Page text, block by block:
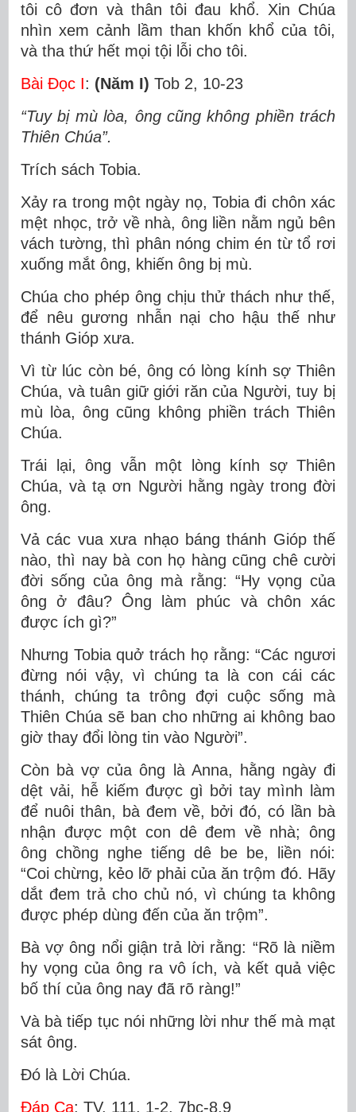
tôi cô đơn và thân tôi đau khổ. Xin Chúa
nhìn xem cảnh lầm than khốn khổ của tôi,
và tha thứ hết mọi tội lỗi cho tôi.
Bài Ðọc I: (Năm I) Tob 2, 10-23
“Tuy bị mù lòa, ông cũng không phiền trách
Thiên Chúa”.
Trích sách Tobia.
Xảy ra trong một ngày nọ, Tobia đi chôn xác
mệt nhọc, trở về nhà, ông liền nằm ngủ bên
vách tường, thì phân nóng chim én từ tổ rơi
xuống mắt ông, khiến ông bị mù.
Chúa cho phép ông chịu thử thách như thế,
để nêu gương nhẫn nại cho hậu thế như
thánh Gióp xưa.
Vì từ lúc còn bé, ông có lòng kính sợ Thiên
Chúa, và tuân giữ giới răn của Người, tuy bị
mù lòa, ông cũng không phiền trách Thiên
Chúa.
Trái lại, ông vẫn một lòng kính sợ Thiên
Chúa, và tạ ơn Người hằng ngày trong đời
ông.
Vả các vua xưa nhạo báng thánh Gióp thế
nào, thì nay bà con họ hàng cũng chê cười
đời sống của ông mà rằng: “Hy vọng của
ông ở đâu? Ông làm phúc và chôn xác
được ích gì?”
Nhưng Tobia quở trách họ rằng: “Các ngươi
đừng nói vậy, vì chúng ta là con cái các
thánh, chúng ta trông đợi cuộc sống mà
Thiên Chúa sẽ ban cho những ai không bao
giờ thay đổi lòng tin vào Người”.
Còn bà vợ của ông là Anna, hằng ngày đi
dệt vải, hễ kiếm được gì bởi tay mình làm
để nuôi thân, bà đem về, bởi đó, có lần bà
nhận được một con dê đem về nhà; ông
ông chồng nghe tiếng dê be be, liền nói:
“Coi chừng, kẻo lỡ phải của ăn trộm đó. Hãy
dắt đem trả cho chủ nó, vì chúng ta không
được phép dùng đến của ăn trộm”.
Bà vợ ông nổi giận trả lời rằng: “Rõ là niềm
hy vọng của ông ra vô ích, và kết quả việc
bố thí của ông nay đã rõ ràng!”
Và bà tiếp tục nói những lời như thế mà mạt
sát ông.
Ðó là Lời Chúa.
Ðáp Ca: TV. 111, 1-2, 7bc-8,9